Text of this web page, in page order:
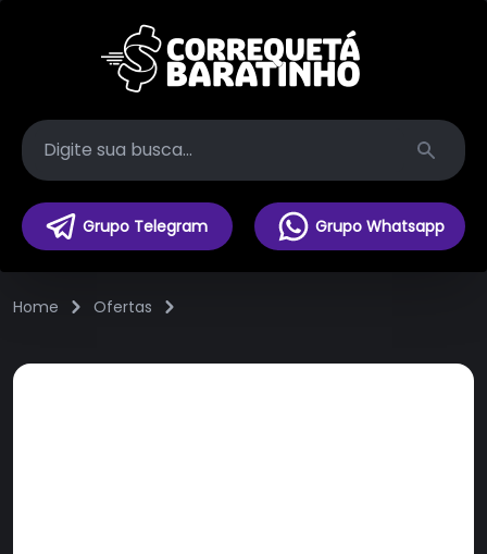
Search
Grupo Telegram Grupo Whatsapp
Home Ofertas